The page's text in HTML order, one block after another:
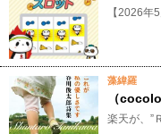
【2026年
藻緯羅
（
楽天が、”